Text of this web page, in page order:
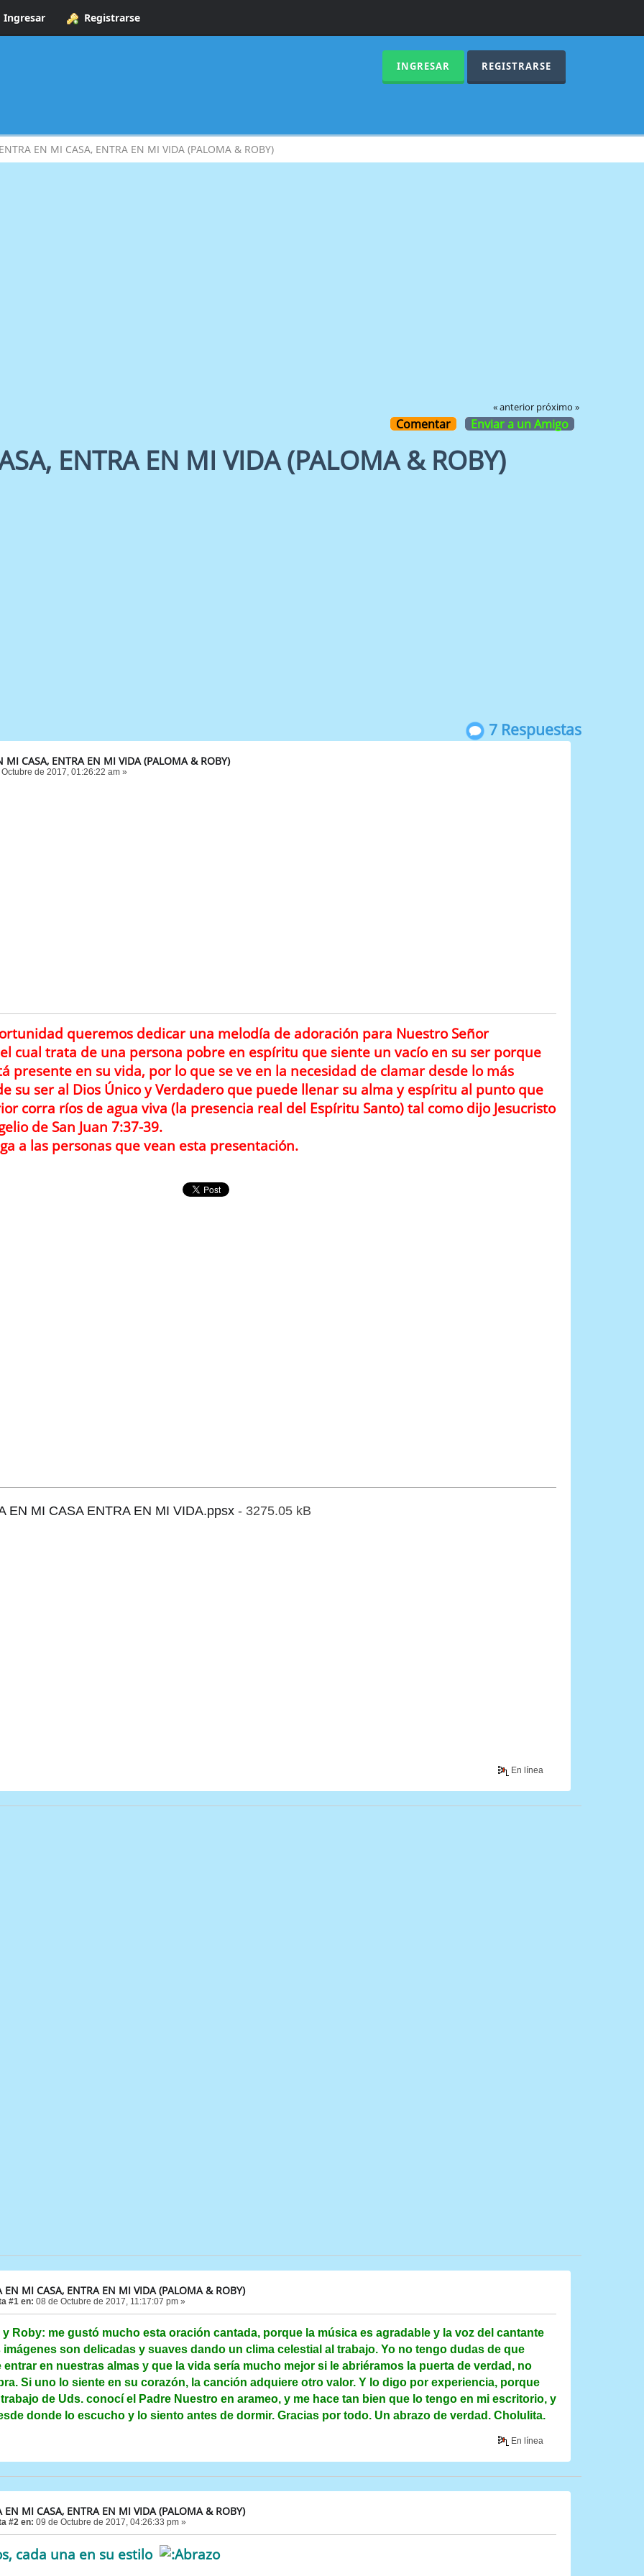
Ingresar Registrarse
INGRESAR REGISTRARSE
ENTRA EN MI CASA, ENTRA EN MI VIDA (PALOMA & ROBY)
« anterior próximo »
Comentar Enviar a un Amigo
ENTRA EN MI VIDA (PALOMA & ROBY)
7 Respuestas
MI CASA, ENTRA EN MI VIDA (PALOMA & ROBY)
de 2017, 01:26:22 am »
queremos dedicar una melodía de adoración para Nuestro Señor
el cual trata de una persona pobre en espíritu que siente un vacío en su ser porque
presente en su vida, por lo que se ve en la necesidad de clamar desde lo más
su ser al Dios Único y Verdadero que puede llenar su alma y espíritu al punto que
corra ríos de agua viva (la presencia real del Espíritu Santo) tal como dijo Jesucristo
de San Juan 7:37-39.
a las personas que vean esta presentación.
EN MI CASA ENTRA EN MI VIDA.ppsx - 3275.05 kB
En línea
EN MI CASA, ENTRA EN MI VIDA (PALOMA & ROBY)
#1 en: 08 de Octubre de 2017, 11:17:07 pm »
y Roby: me gustó mucho esta oración cantada, porque la música es agradable y la voz del cantante
imágenes son delicadas y suaves dando un clima celestial al trabajo. Yo no tengo dudas de que
en nuestras almas y que la vida sería mucho mejor si le abriéramos la puerta de verdad, no
Si uno lo siente en su corazón, la canción adquiere otro valor. Y lo digo por experiencia, porque
de Uds. conocí el Padre Nuestro en arameo, y me hace tan bien que lo tengo en mi escritorio, y
donde lo escucho y lo siento antes de dormir. Gracias por todo. Un abrazo de verdad. Cholulita.
En línea
EN MI CASA, ENTRA EN MI VIDA (PALOMA & ROBY)
#2 en: 09 de Octubre de 2017, 04:26:33 pm »
cada una en su estilo